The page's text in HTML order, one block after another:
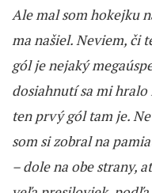
Ale mal som hokejku
ma našiel. Neviem, či
gól je nejaký
dosiahnutí sa mi hralo
ten prvý gól tam je.
som si zobral na
– dole na obe strany,